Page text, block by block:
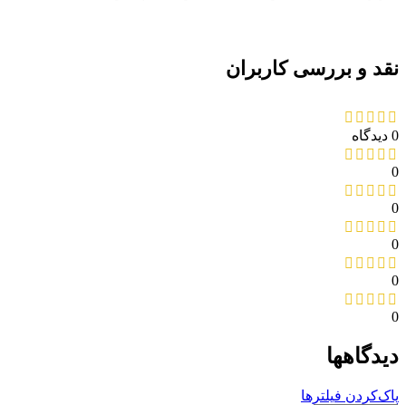
نقد و بررسی کاربران
0 دیدگاه
0
0
0
0
0
دیدگاهها
پاک‌کردن فیلترها